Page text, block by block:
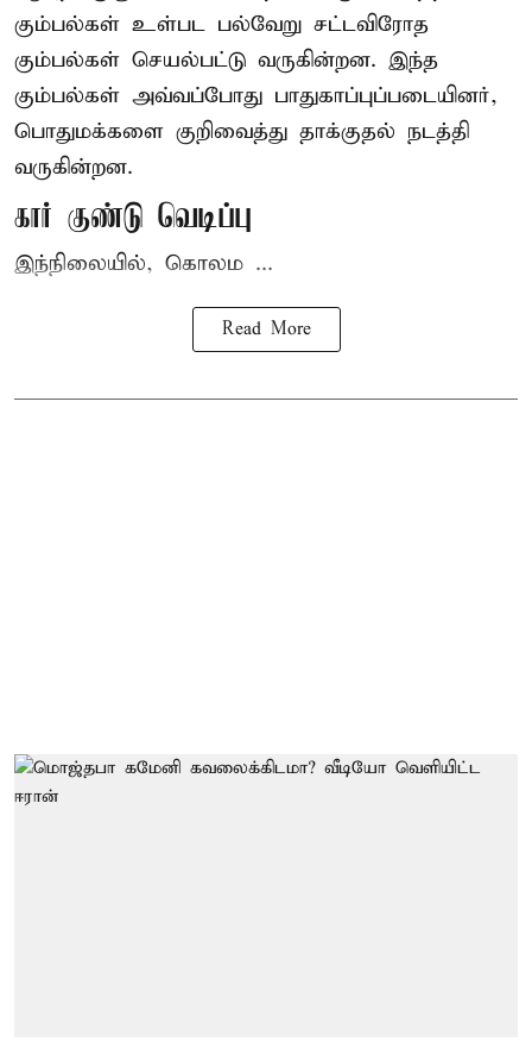
கும்பல்கள் உள்பட பல்வேறு சட்டவிரோத
கும்பல்கள் செயல்பட்டு வருகின்றன. இந்த
கும்பல்கள் அவ்வப்போது பாதுகாப்புப்படையினர்,
பொதுமக்களை குறிவைத்து தாக்குதல் நடத்தி
வருகின்றன.
கார் குண்டு வெடிப்பு
இந்நிலையில், கொலம ...
Read More